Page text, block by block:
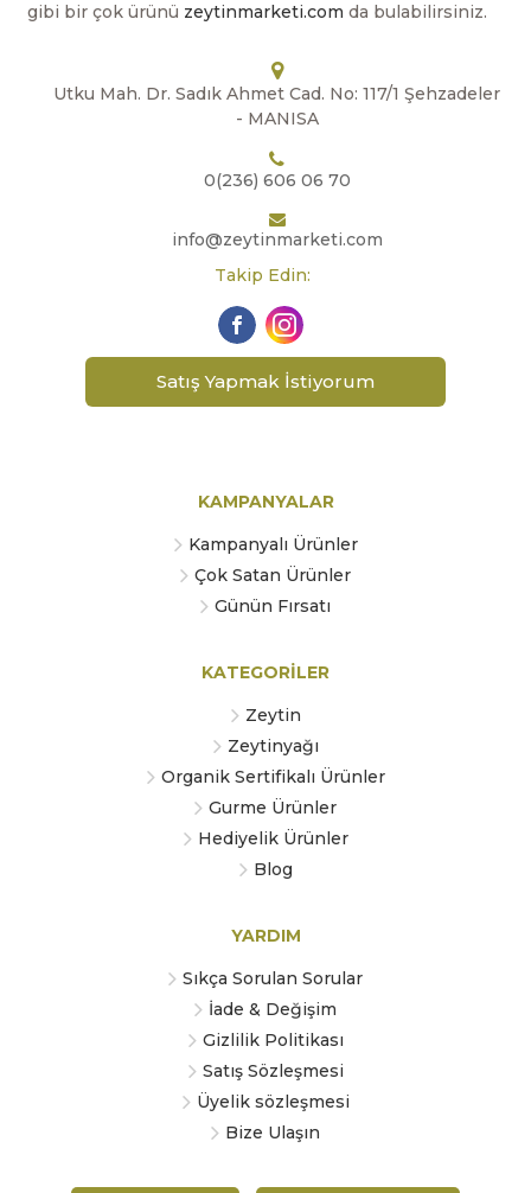
gibi bir çok ürünü zeytinmarketi.com da bulabilirsiniz.
Utku Mah. Dr. Sadık Ahmet Cad. No: 117/1 Şehzadeler
- MANISA
0(236) 606 06 70
info@zeytinmarketi.com
Takip Edin:
Satış Yapmak İstiyorum
KAMPANYALAR
Kampanyalı Ürünler
Çok Satan Ürünler
Günün Fırsatı
KATEGORİLER
Zeytin
Zeytinyağı
Organik Sertifikalı Ürünler
Gurme Ürünler
Hediyelik Ürünler
Blog
YARDIM
Sıkça Sorulan Sorular
İade & Değişim
Gizlilik Politikası
Satış Sözleşmesi
Üyelik sözleşmesi
Bize Ulaşın